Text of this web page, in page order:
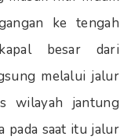
ke tengah
besar dari
melalui jalur
wilayah jantung
pada saat itu jalur